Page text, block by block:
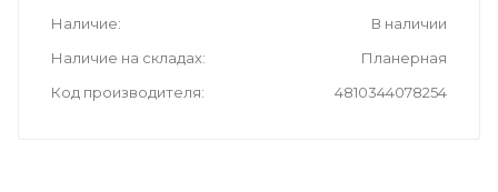
Наличие
В наличии
Наличие на складах
Планерная
Код производителя
4810344078254